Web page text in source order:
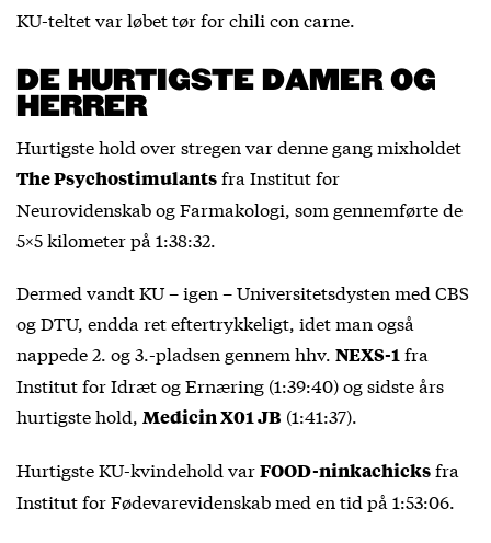
KU-teltet var løbet tør for chili con carne.
DE HURTIGSTE DAMER OG
HERRER
Hurtigste hold over stregen var denne gang mixholdet
The Psychostimulantsfra Institut for
Neurovidenskab og Farmakologi, som gennemførte de
5×5 kilometer på 1:38:32.
Dermed vandt KU – igen – Universitetsdysten med CBS
og DTU, endda ret eftertrykkeligt, idet man også
nappede 2. og 3.-pladsen gennem hhv. NEXS-1fra
Institut for Idræt og Ernæring (1:39:40) og sidste års
hurtigste hold, Medicin X01 JB (1:41:37).
Hurtigste KU-kvindehold varFOOD-ninkachicksfra
Institut for Fødevarevidenskab med en tid på 1:53:06.